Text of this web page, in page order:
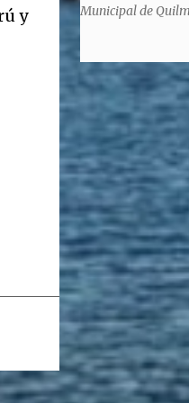
y
significaba de
estipendio -
importantísimos
Siguie diciendo
Municipal de
la enorme
convertirse en un
tantos
Argentina para
historia, escrita
Julio Molina -a la
pieza-, va
llegó al país y que
etapas,
también está lo
con el tema de la
familia y tuvo la
generalisimo
de torturas,
prisiones. El dolor
trasladado a la
padecido. El
el canto a Galicia,